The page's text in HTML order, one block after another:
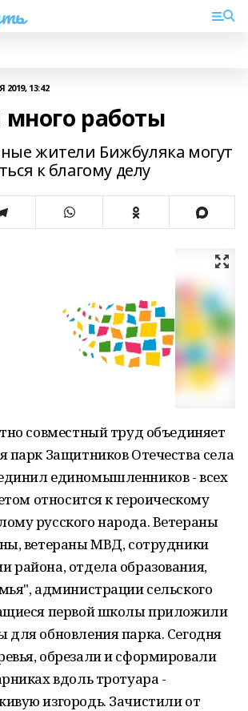
13:42
работы
жители Бижбуляка могут
к благому делу
совместный труд объединяет
парк Защитников Отечества села
единомышленников - всех
относится к героическому
русского народа. Ветераны
ветераны МВД, сотрудники
района, отдела образования,
администрации сельского
первой школы приложили
для обновления парка. Сегодня
обрезали и сформировали
вдоль тротуара -
изгородь. Зачистили от